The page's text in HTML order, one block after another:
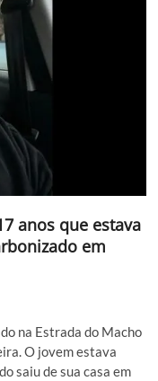
anos que estava
em
na Estrada do Macho
O jovem estava
saiu de sua casa em